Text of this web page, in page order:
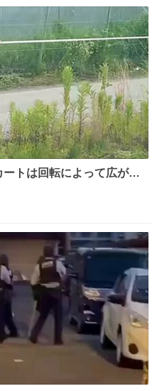
ートは回転によって広がる
ら広がらずに回転が可能な